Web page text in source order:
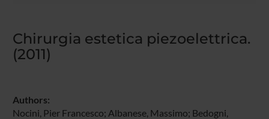
Chirurgia estetica piezoelettrica.
(2011)
Authors:
Nocini, Pier Francesco; Albanese, Massimo; Bedogni,